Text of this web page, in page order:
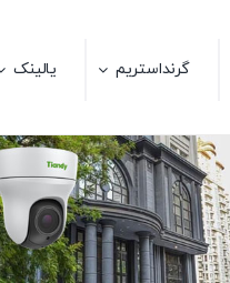
گرنداستریم یالینک